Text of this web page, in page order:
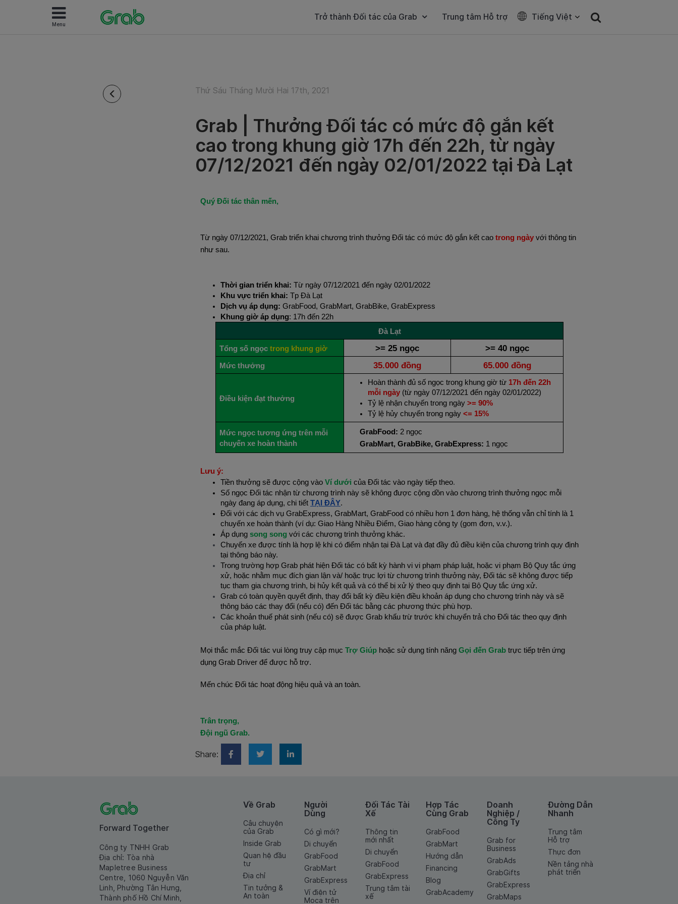
Menu
Trở thành Đối tác của Grab Trung tâm Hỗ trợ Tiếng Việt
Thứ Sáu Tháng Mười Hai 17th, 2021
Grab | Thưởng Đối tác có mức độ gắn kết
cao trong khung giờ 17h đến 22h, từ ngày
07/12/2021 đến ngày 02/01/2022 tại Đà Lạt
Quý Đối tác thân mến,
Từ ngày 07/12/2021, Grab triển khai chương trình thưởng Đối tác có mức độ gắn kết cao trong ngày với thông tin
như sau.
Thời gian triển khai: Từ ngày 07/12/2021 đến ngày 02/01/2022
Khu vực triển khai: Tp Đà Lạt
Dịch vụ áp dụng: GrabFood, GrabMart, GrabBike, GrabExpress
Khung giờ áp dụng: 17h đến 22h
Đà Lạt
Tổng số ngọc trong khung giờ >= 25 ngọc >= 40 ngọc
Mức thưởng 35.000 đồng 65.000 đồng
Điều kiện đạt thưởng
Hoàn thành đủ số ngọc trong khung giờ từ17h đến 22h
mỗi ngày (từngày 07/12/2021 đến ngày 02/01/2022)
Tỷ lệ nhận chuyến trong ngày>= 90%
Tỷ lệ hủy chuyến trong ngày <= 15%
Mức ngọc tương ứng trên mỗi
chuyến xe hoàn thành
GrabFood: 2 ngọc
GrabMart, GrabBike, GrabExpress: 1 ngọc
Lưu ý:
Tiền thưởng sẽ được cộng vào Ví dưới của Đối tác vào ngày tiếp theo.
Số ngọc Đối tác nhận từ chương trình này sẽ không được cộng dồn vào chương trình thưởng ngọc mỗi
ngày đang áp dụng, chi tiết TẠI ĐÂY.
Đối với các dịch vụ GrabExpress, GrabMart, GrabFood có nhiều hơn 1 đơn hàng, hệ thống vẫn chỉ tính là 1
chuyến xe hoàn thành (ví dụ: Giao Hàng Nhiều Điểm, Giao hàng công ty (gom đơn, v.v.).
Áp dụng song song với các chương trình thưởng khác.
Chuyến xe được tính là hợp lệ khi có điểm nhận tại Đà Lạt và đạt đầy đủ điều kiện của chương trình quy định
tại thông báo này.
Trong trường hợp Grab phát hiện Đối tác có bất kỳ hành vi vi phạm pháp luật, hoặc vi phạm Bộ Quy tắc ứng
xử, hoặc nhằm mục đích gian lận và/ hoặc trục lợi từ chương trình thưởng này, Đối tác sẽ không được tiếp
tục tham gia chương trình, bị hủy kết quả và có thể bị xử lý theo quy định tại Bộ Quy tắc ứng xử.
Grab có toàn quyền quyết định, thay đổi bất kỳ điều kiện điều khoản áp dụng cho chương trình này và sẽ
thông báo các thay đổi (nếu có) đến Đối tác bằng các phương thức phù hợp.
Các khoản thuế phát sinh (nếu có) sẽ được Grab khấu trừ trước khi chuyển trả cho Đối tác theo quy định
của pháp luật.
Mọi thắc mắc Đối tác vui lòng truy cập mục Trợ Giúp hoặc sử dụng tính năng Gọi đến Grab trực tiếp trên ứng
dụng Grab Driver để được hỗ trợ.
Mến chúc Đối tác hoạt động hiệu quả và an toàn.
Trân trọng,
Đội ngũ Grab.
Share:
Forward Together
Công ty TNHH Grab
Địa chỉ: Tòa nhà
Mapletree Business
Centre, 1060 Nguyễn Văn
Linh, Phường Tân Hưng,
Thành phố Hồ Chí Minh,
Về Grab
Câu chuyện
của Grab
Inside Grab
Quan hệ đầu
tư
Địa chỉ
Tin tưởng &
An toàn
Người
Dùng
Có gì mới?
Di chuyển
GrabFood
GrabMart
GrabExpress
Ví điện tử
Moca trên
Đối Tác Tài
Xế
Thông tin
mới nhất
Di chuyển
GrabFood
GrabExpress
Trung tâm tài
xế
Hợp Tác
Cùng Grab
GrabFood
GrabMart
Hướng dẫn
Financing
Blog
GrabAcademy
Doanh
Nghiệp /
Công Ty
Grab for
Business
GrabAds
GrabGifts
GrabExpress
GrabMaps
Đường Dẫn
Nhanh
Trung tâm
Hỗ trợ
Thực đơn
Nền tảng nhà
phát triển